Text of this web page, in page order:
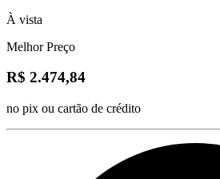
À vista
Melhor Preço
R$ 2.474,84
no pix ou cartão de crédito